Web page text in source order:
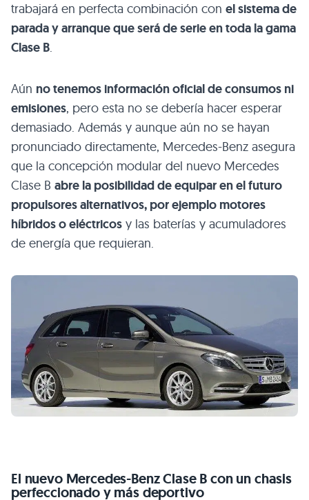
trabajará en perfecta combinación con el sistema de
parada y arranque que será de serie en toda la gama
Clase B.
Aún no tenemos información oficial de consumos ni
emisiones, pero esta no se debería hacer esperar
demasiado. Además y aunque aún no se hayan
pronunciado directamente, Mercedes-Benz asegura
que la concepción modular del nuevo Mercedes
Clase B abre la posibilidad de equipar en el futuro
propulsores alternativos, por ejemplo motores
híbridos o eléctricos y las baterías y acumuladores
de energía que requieran.
El nuevo Mercedes-Benz Clase B con un chasis
perfeccionado y más deportivo